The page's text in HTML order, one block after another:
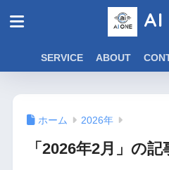
AI
SERVICE ABOUT
ホーム 2026年
「2026年2月」の記